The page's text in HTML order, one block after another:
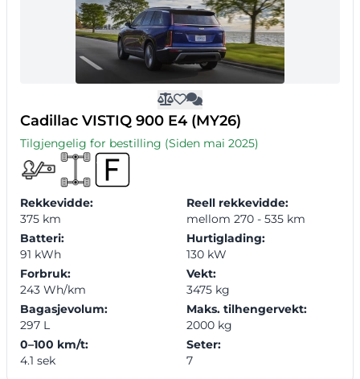
Cadillac VISTIQ 900 E4 (MY26)
Tilgjengelig for bestilling (Siden mai 2025)
Rekkevidde:
375 km
Reell rekkevidde:
mellom 270 - 535 km
Batteri:
91 kWh
Hurtiglading:
130 kW
Forbruk:
243 Wh/km
Vekt:
3475 kg
Bagasjevolum:
297 L
Maks. tilhengervekt:
2000 kg
0–100 km/t:
4.1 sek
Seter:
7